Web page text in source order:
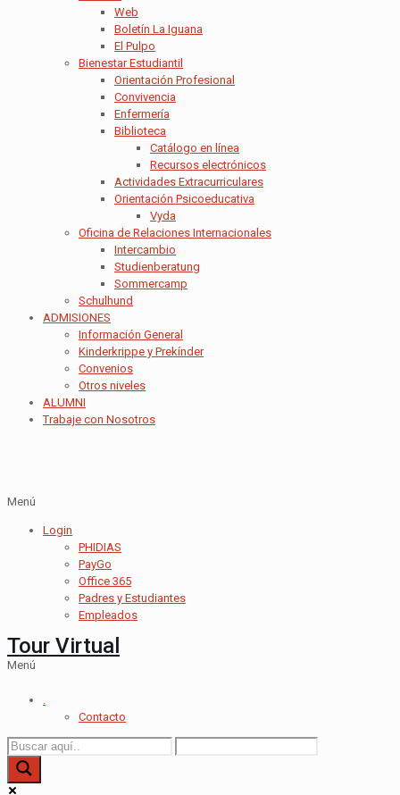
Web
Boletín La Iguana
El Pulpo
Bienestar Estudiantil
Orientación Profesional
Convivencia
Enfermería
Biblioteca
Catálogo en línea
Recursos electrónicos
Actividades Extracurriculares
Orientación Psicoeducativa
Vyda
Oficina de Relaciones Internacionales
Intercambio
Studienberatung
Sommercamp
Schulhund
ADMISIONES
Información General
Kinderkrippe y Prekínder
Convenios
Otros niveles
ALUMNI
Trabaje con Nosotros
Menú
Login
PHIDIAS
PayGo
Office 365
Padres y Estudiantes
Empleados
Tour Virtual
Menú
.
Contacto